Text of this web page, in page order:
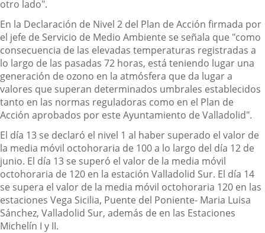
otro lado".
En la Declaración de Nivel 2 del Plan de Acción firmada por
el jefe de Servicio de Medio Ambiente se señala que "como
consecuencia de las elevadas temperaturas registradas a
lo largo de las pasadas 72 horas, está teniendo lugar una
generación de ozono en la atmósfera que da lugar a
valores que superan determinados umbrales establecidos
tanto en las normas reguladoras como en el Plan de
Acción aprobados por este Ayuntamiento de Valladolid".
El día 13 se declaró el nivel 1 al haber superado el valor de
la media móvil octohoraria de 100 a lo largo del día 12 de
junio. El día 13 se superó el valor de la media móvil
octohoraria de 120 en la estación Valladolid Sur. El día 14
se supera el valor de la media móvil octohoraria 120 en las
estaciones Vega Sicilia, Puente del Poniente- Maria Luisa
Sánchez, Valladolid Sur, además de en las Estaciones
Michelín I y II.